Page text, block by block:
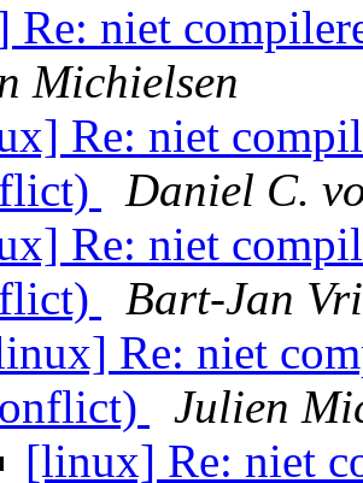
niet
Michielsen
Re: niet
Daniel C.
Re: niet
Bart-Jan
Re: niet
Julien
[linux] Re: niet